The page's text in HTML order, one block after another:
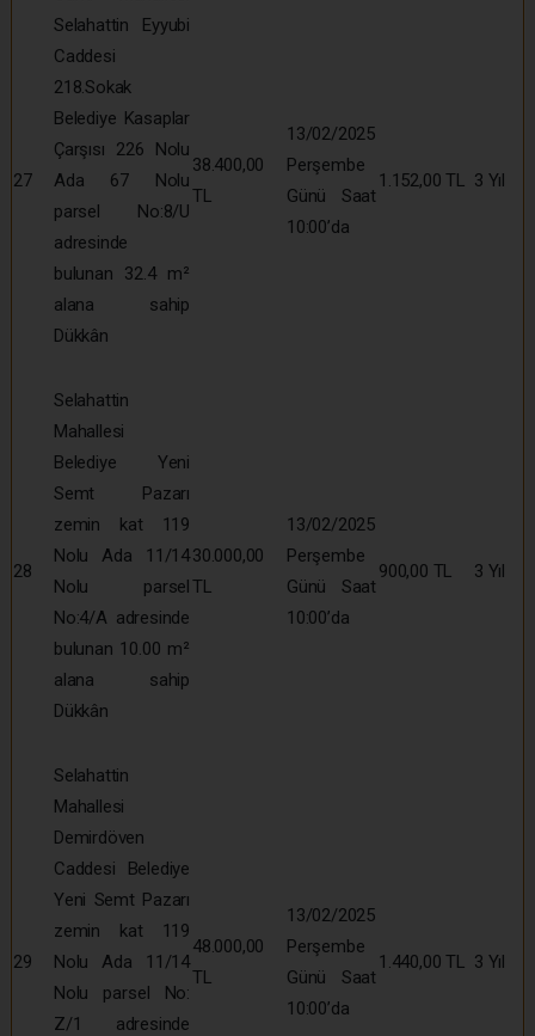
27
Selahattin Eyyubi
Caddesi
218.Sokak
Belediye Kasaplar
Çarşısı 226 Nolu
Ada 67 Nolu
parsel No:8/U
adresinde
bulunan 32.4 m²
alana sahip
Dükkân
38.400,00
TL
13/02/2025
Perşembe
Günü Saat
10:00’da
1.152,00 TL 3 Yıl
28
Selahattin
Mahallesi
Belediye Yeni
Semt Pazarı
zemin kat 119
Nolu Ada 11/14
Nolu parsel
No:4/A adresinde
bulunan 10.00 m²
alana sahip
Dükkân
30.000,00
TL
13/02/2025
Perşembe
Günü Saat
10:00’da
900,00 TL 3 Yıl
29
Selahattin
Mahallesi
Demirdöven
Caddesi Belediye
Yeni Semt Pazarı
zemin kat 119
Nolu Ada 11/14
Nolu parsel No:
Z/1 adresinde
48.000,00
TL
13/02/2025
Perşembe
Günü Saat
10:00’da
1.440,00 TL 3 Yıl